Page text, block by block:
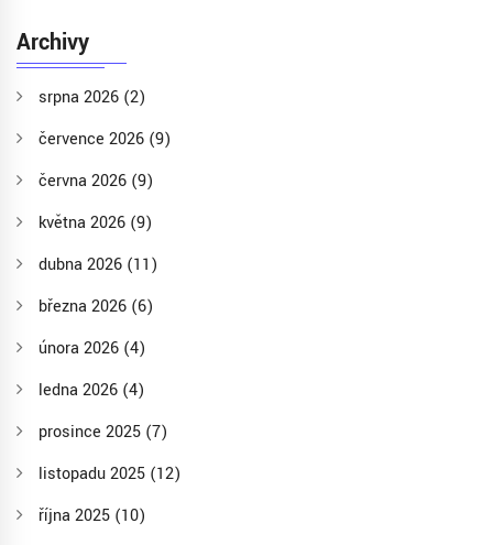
Archivy
srpna 2026 (2)
července 2026 (9)
června 2026 (9)
května 2026 (9)
dubna 2026 (11)
března 2026 (6)
února 2026 (4)
ledna 2026 (4)
prosince 2025 (7)
listopadu 2025 (12)
října 2025 (10)